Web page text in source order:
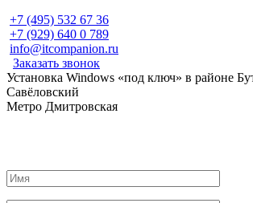
+7 (495) 532 67 36
+7 (929) 640 0 789
info@itcompanion.ru
Заказать звонок
Установка Windows «под ключ» в районе
Савёловский
Метро Дмитровская